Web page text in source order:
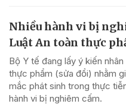
Nhiều hành vi bị
Luật An toàn thực
Bộ Y tế đang lấy ý kiến
thực phẩm (sửa đổi) nhằm
mắc phát sinh trong thực
hành vi bị nghiêm cấm.